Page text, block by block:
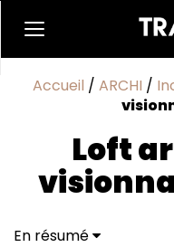
Accueil / ARCHI /
Loft
En résumé